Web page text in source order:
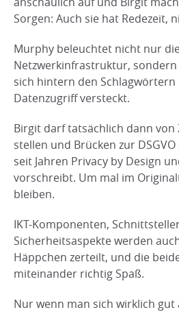
Sorgen: Auch sie hat Redezeit,
Murphy beleuchtet nicht nur
Netzwerkinfrastruktur,
sich hintern den
Datenzugriff versteckt.
Birgit darf tatsächlich dann von
stellen und Brücken zur
seit Jahren Privacy by Design
vorschreibt. Um mal im
bleiben.
IKT-Komponenten,
Sicherheitsaspekte werden
Häppchen zerteilt, und die
miteinander richtig Spaß.
Nur wenn man sich wirklich gut